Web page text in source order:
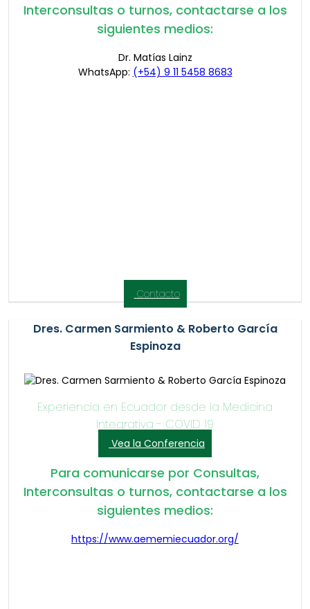
Interconsultas o turnos, contactarse a los
siguientes medios:
Dr. Matías Lainz
WhatsApp: (+54) 9 11 5458 8683
Contacto
Dres. Carmen Sarmiento & Roberto García
Espinoza
Experiencia en Ecuador desde la Medicina
Integrativa - COVID 19
Vea la Conferencia
Para comunicarse por Consultas,
Interconsultas o turnos, contactarse a los
siguientes medios:
https://www.aememiecuador.org/